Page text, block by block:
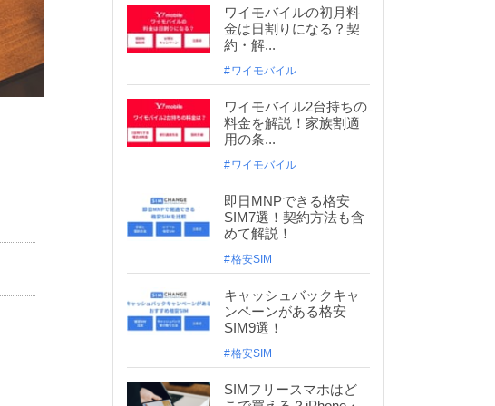
ワイモバイルの初月料
金は日割りになる？契
約・解...
ワイモバイル
ワイモバイル2台持ちの
料金を解説！家族割適
用の条...
ワイモバイル
即日MNPできる格安
SIM7選！契約方法も含
めて解説！
格安SIM
キャッシュバックキャ
ンペーンがある格安
SIM9選！
格安SIM
SIMフリースマホはど